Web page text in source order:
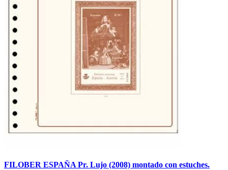
FILOBER ESPAÑA Pr. Lujo (2008) montado con estuches.